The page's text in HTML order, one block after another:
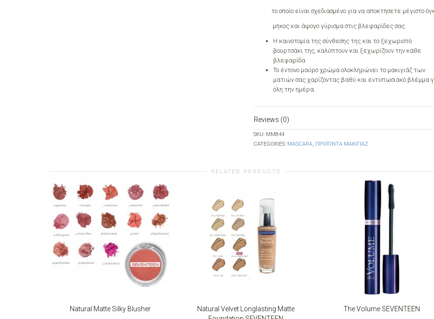
το οποίο είναι σχεδιασμένο για να αποκτήσετε μέγιστο
μήκος και άψογο γύρισμα στις βλεφαρίδες σας.
Η καινοτομία της σύνθεσης της και το ξεχωριστό
βουρτσάκι της, καλύπτουν και ξεχωρίζουν την κάθε
βλεφαρίδα.
Το έντονο μαύρο χρώμα ολοκληρώνει το μακιγιάζ των
ματιών σας χαρίζοντας βαθύ και εντυπωσιακό βλέμμα
όλη την ημέρα.
Reviews (0)
SKU: MM844
CATEGORIES: MASCARA, ΠΡΟΪΌΝΤΑ ΜΑΚΙΓΙΆΖ
RELATED PRODUCTS
Natural Matte Silky Blusher
Natural Velvet Longlasting Matte
The Volume SEVENTEEN